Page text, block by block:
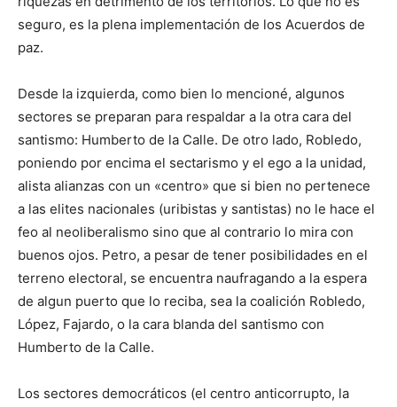
seguro, es la plena implementación de los Acuerdos de
paz.
Desde la izquierda, como bien lo mencioné, algunos
sectores se preparan para respaldar a la otra cara del
santismo: Humberto de la Calle. De otro lado, Robledo,
poniendo por encima el sectarismo y el ego a la unidad,
alista alianzas con un «centro» que si bien no pertenece
a las elites nacionales (uribistas y santistas) no le hace el
feo al neoliberalismo sino que al contrario lo mira con
buenos ojos. Petro, a pesar de tener posibilidades en el
terreno electoral, se encuentra naufragando a la espera
de algun puerto que lo reciba, sea la coalición Robledo,
López, Fajardo, o la cara blanda del santismo con
Humberto de la Calle.
Los sectores democráticos (el centro anticorrupto, la